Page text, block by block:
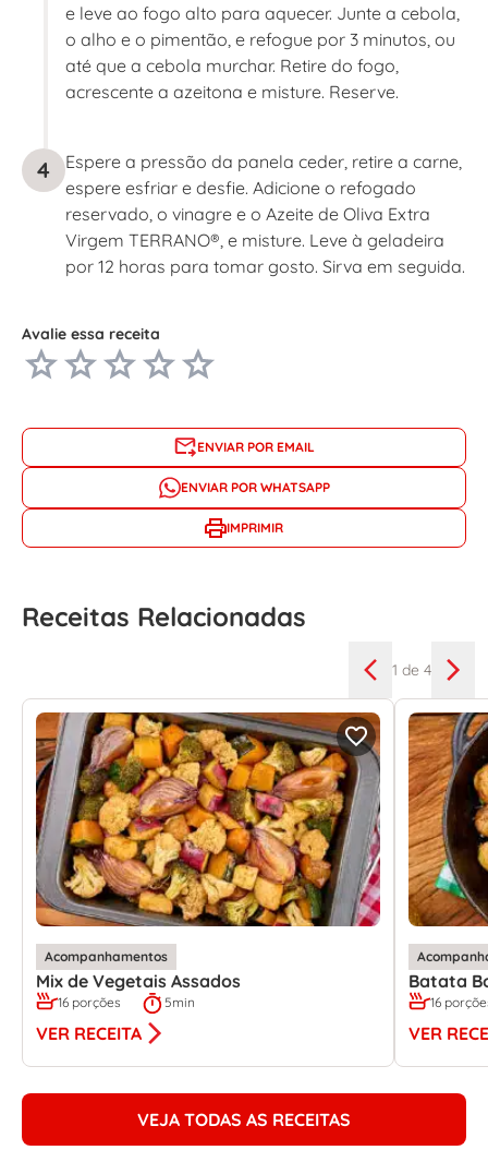
e leve ao fogo alto para aquecer. Junte a cebola,
o alho e o pimentão, e refogue por 3 minutos, ou
até que a cebola murchar. Retire do fogo,
acrescente a azeitona e misture. Reserve.
4
Espere a pressão da panela ceder, retire a carne,
espere esfriar e desfie. Adicione o refogado
reservado, o vinagre e o Azeite de Oliva Extra
Virgem TERRANO®, e misture. Leve à geladeira
por 12 horas para tomar gosto. Sirva em seguida.
Avalie essa receita
ENVIAR POR EMAIL
ENVIAR POR WHATSAPP
IMPRIMIR
Receitas Relacionadas
1 de 4
Acompanhamentos
Mix de Vegetais Assados
16 porções 5min
VER RECEITA
Batata
16
VER
VEJA TODAS AS RECEITAS